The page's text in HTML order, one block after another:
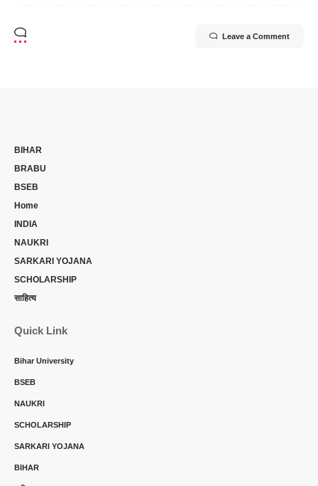
Leave a Comment
BIHAR
BRABU
BSEB
Home
INDIA
NAUKRI
SARKARI YOJANA
SCHOLARSHIP
साहित्य
Quick Link
Bihar University
BSEB
NAUKRI
SCHOLARSHIP
SARKARI YOJANA
BIHAR